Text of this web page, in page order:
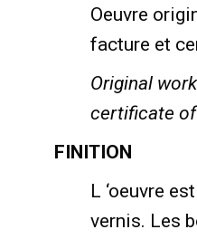
Oeuvre
facture et
Original
certificate
FINITION
L ‘oeuvre
vernis. Les